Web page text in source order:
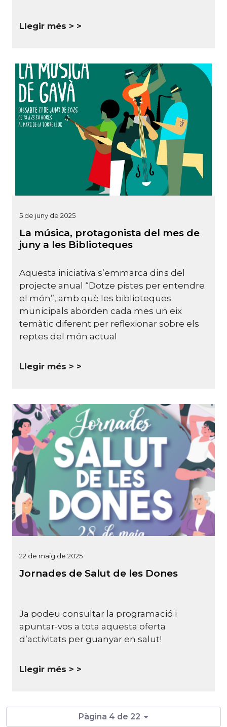
Llegir més >
5 de juny de 2025
La música, protagonista del mes de
juny a les Biblioteques
Aquesta iniciativa s’emmarca dins del
projecte anual “Dotze pistes per entendre
el món”, amb què les biblioteques
municipals aborden cada mes un eix
temàtic diferent per reflexionar sobre els
reptes del món actual
Llegir més >
22 de maig de 2025
Jornades de Salut de les Dones
Ja podeu consultar la programació i
apuntar-vos a tota aquesta oferta
d’activitats per guanyar en salut!
Llegir més >
Pàgina 4 de 22